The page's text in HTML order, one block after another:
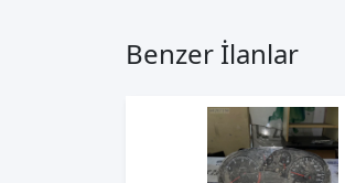
Benzer İlanlar